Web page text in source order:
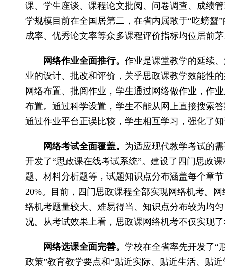
课、学生座谈、课程论文批阅、问卷调查、成绩
学规模目前在全国居第二，在省内属敢于“吃螃蟹
成率、优秀论文率等众多课程评价指标均位居前
网络作业全面推行。 作业是课堂教学的延续
业的设计、批改和评价，关乎思政课教学效能性
网络布置、批阅作业，学生通过网络做作业，作
布置。通过科学设置，学生不能从网上直接搜索
通过作业平台正误比较，学生相互学习，强化了
网络考试全面覆盖。 为适应现代教学考试的
开发了“思政课在线考试系统”。建设了四门思政
题、材料分析题等，试题知识点分布涵盖每个章
20%。目前，四门思政课程全部实现网络机考。
络机考题量较大、难易得当、知识点分布较为均
况。从考试效果上看，思政课网络机考不仅实现
网络选课全面完善。 学校在全省率先开发了“
政策”教育教学要点和“贴近实际、贴近生活、贴